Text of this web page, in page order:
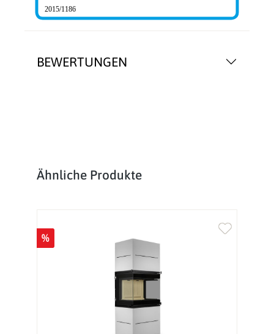
BEWERTUNGEN
2015/1186
Produktgalerie überspringen
Ähnliche Produkte
%